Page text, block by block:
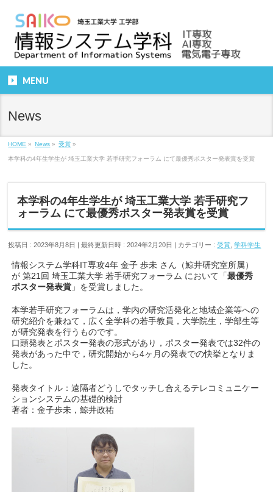
MENU
News
HOME » News » 受賞 »
本学科の4年生学生が 埼玉工業大学 若手研究フォーラム にて最優秀ポスター発表賞を受賞
本学科の4年生学生が 埼玉工業大学 若手研究フ
ォーラム にて最優秀ポスター発表賞を受賞
投稿日 : 2023年8月8日 最終更新日時 : 2024年2月20日 カテゴリー :受賞 ,学科学生
情報システム学科IT専攻4年 金子 歩未 さん（鯨井研究室所属）
が 第21回 埼玉工業大学 若手研究フォーラム において「最優秀
ポスター発表賞 」を受賞しました。
本学若手研究フォーラムは，学内の研究活発化と地域企業等への
研究紹介を兼ねて，広く全学科の若手教員，大学院生，学部生等
が研究発表を行うものです。
口頭発表とポスター発表の形式があり，ポスター発表では32件の
発表があった中で，研究開始から4ヶ月の発表での快挙となりま
した。
発表タイトル：遠隔者どうしでタッチし合えるテレコミュニケー
ションシステムの基礎的検討
著者：金子歩未，鯨井政祐